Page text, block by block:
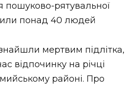
НОВИНИ
УКРАЇНИ
рятувальної
понад 40 людей
мертвим підлітка,
відпочинку на річці
районі. Про